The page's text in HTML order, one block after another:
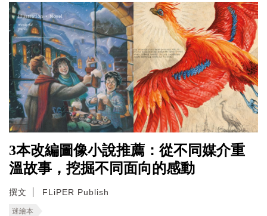
3本改編圖像小說推薦：從不同媒介重
溫故事，挖掘不同面向的感動
撰文 FLiPER Publish
迷繪本